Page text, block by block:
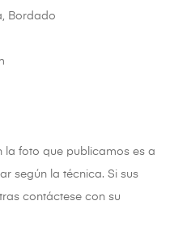
Bordado
la foto que publicamos es a
según la técnica. Si sus
contáctese con su